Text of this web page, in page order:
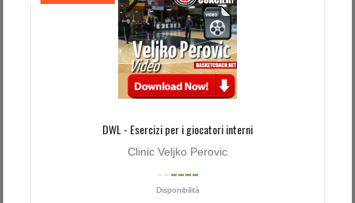
DWL - Esercizi per i giocatori interni
Clinic Veljko Perovic
Disponibilità